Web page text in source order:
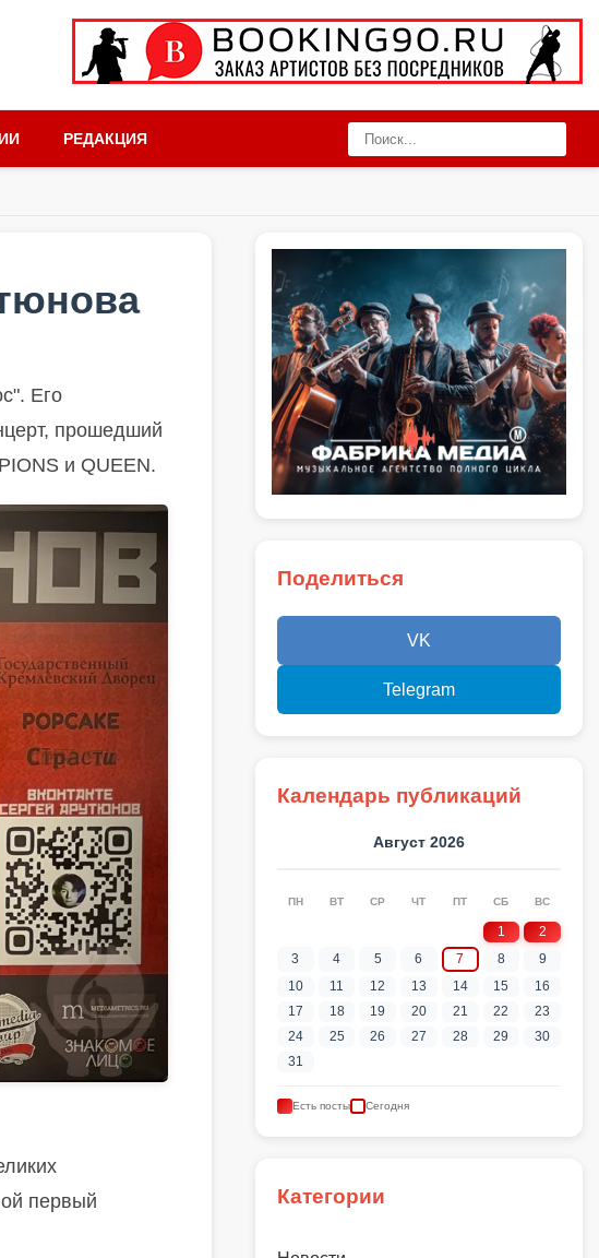
РЕДАКЦИЯ
Его
прошедший
и QUEEN.
первый
Поделиться
VK
Telegram
Календарь публикаций
Август 2026
ПН ВТ СР ЧТ ПТ СБ ВС
1
2
3
4 5 6 7 8
9
10
11 12 13 14 15
16
17
18 19 20 21 22
23
24
25 26 27 28 29
30
31
Есть посты Сегодня
Категории